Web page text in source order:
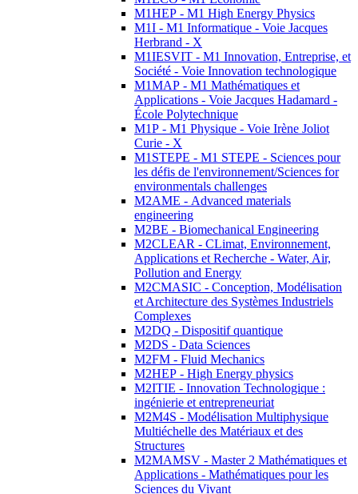
M1HEP - M1 High Energy Physics
M1I - M1 Informatique - Voie Jacques
Herbrand - X
M1IESVIT - M1 Innovation, Entreprise, et
Société - Voie Innovation technologique
M1MAP - M1 Mathématiques et
Applications - Voie Jacques Hadamard -
École Polytechnique
M1P - M1 Physique - Voie Irène Joliot
Curie - X
M1STEPE - M1 STEPE - Sciences pour
les défis de l'environnement/Sciences for
environmentals challenges
M2AME - Advanced materials
engineering
M2BE - Biomechanical Engineering
M2CLEAR - CLimat, Environnement,
Applications et Recherche - Water, Air,
Pollution and Energy
M2CMASIC - Conception, Modélisation
et Architecture des Systèmes Industriels
Complexes
M2DQ - Dispositif quantique
M2DS - Data Sciences
M2FM - Fluid Mechanics
M2HEP - High Energy physics
M2ITIE - Innovation Technologique :
ingénierie et entrepreneuriat
M2M4S - Modélisation Multiphysique
Multiéchelle des Matériaux et des
Structures
M2MAMSV - Master 2 Mathématiques et
Applications - Mathématiques pour les
Sciences du Vivant